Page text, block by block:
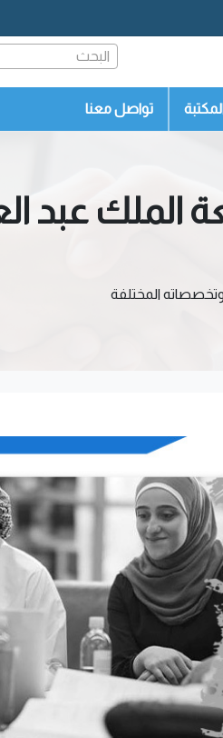
البحث
تواصل معنا
الملك عبد
المختلفة